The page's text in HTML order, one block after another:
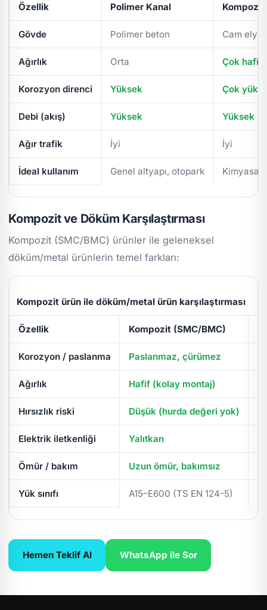
Özellik Polimer Kanal Kompozit
Gövde Polimer beton Cam
Ağırlık Orta Çok hafif
Korozyon direnci Yüksek Çok
Debi (akış) Yüksek Yüksek
Ağır trafik İyi İyi
İdeal kullanım Genel altyapı, otopark
Kompozit ve Döküm Karşılaştırması
Kompozit (SMC/BMC) ürünler ile geleneksel
döküm/metal ürünlerin temel farkları:
Kompozit ürün ile döküm/metal ürün karşılaştırması
Özellik Kompozit (SMC/BMC)
Korozyon / paslanma Paslanmaz, çürümez
Ağırlık Hafif (kolay montaj)
Hırsızlık riski Düşük (hurda değeri yok)
Elektrik iletkenliği Yalıtkan
Ömür / bakım Uzun ömür, bakımsız
Yük sınıfı A15–E600 (TS EN 124-5)
Hemen Teklif Al WhatsApp ile Sor